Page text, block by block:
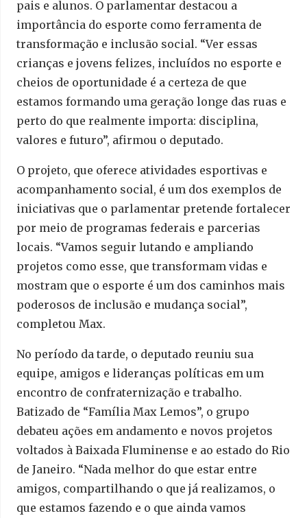
pais e alunos. O parlamentar destacou a
importância do esporte como ferramenta de
transformação e inclusão social. “Ver essas
crianças e jovens felizes, incluídos no esporte e
cheios de oportunidade é a certeza de que
estamos formando uma geração longe das ruas e
perto do que realmente importa: disciplina,
valores e futuro”, afirmou o deputado.
O projeto, que oferece atividades esportivas e
acompanhamento social, é um dos exemplos de
iniciativas que o parlamentar pretende fortalecer
por meio de programas federais e parcerias
locais. “Vamos seguir lutando e ampliando
projetos como esse, que transformam vidas e
mostram que o esporte é um dos caminhos mais
poderosos de inclusão e mudança social”,
completou Max.
No período da tarde, o deputado reuniu sua
equipe, amigos e lideranças políticas em um
encontro de confraternização e trabalho.
Batizado de “Família Max Lemos”, o grupo
debateu ações em andamento e novos projetos
voltados à Baixada Fluminense e ao estado do Rio
de Janeiro. “Nada melhor do que estar entre
amigos, compartilhando o que já realizamos, o
que estamos fazendo e o que ainda vamos